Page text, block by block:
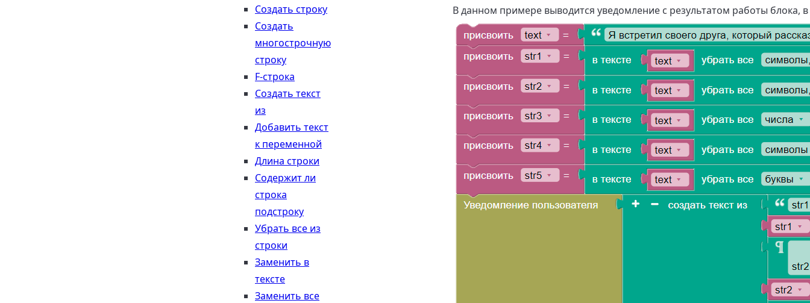
Создать строку
Создать
многострочную
строку
F-строка
Создать текст
из
Добавить текст
к переменной
Длина строки
Содержит ли
строка
подстроку
Убрать все из
строки
Заменить в
тексте
Заменить все
В данном примере выводится уведомление с результатом работы блока,